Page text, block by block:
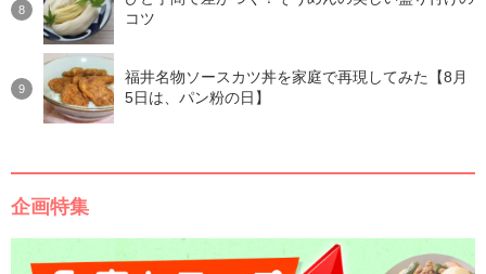
コツ
福井名物ソースカツ丼を家庭で再現してみた【8月
5日は、パン粉の日】
企画特集